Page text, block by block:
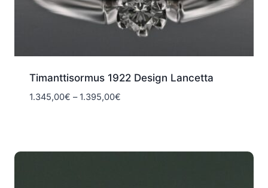
Timanttisormus 1922 Design Lancetta
1.345,00€ – 1.395,00€Hintaluokka: